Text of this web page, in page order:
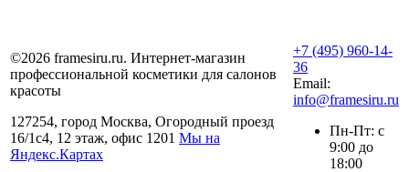
©2026 framesiru.ru. Интернет-магазин
профессиональной косметики для салонов
красоты
127254, город Москва, Огородный проезд
16/1с4, 12 этаж, офис 1201 Мы на
Яндекс.Картах
+7 (495) 960-14-
36
Email:
info@framesiru.ru
Пн-Пт: с
9:00 до
18:00